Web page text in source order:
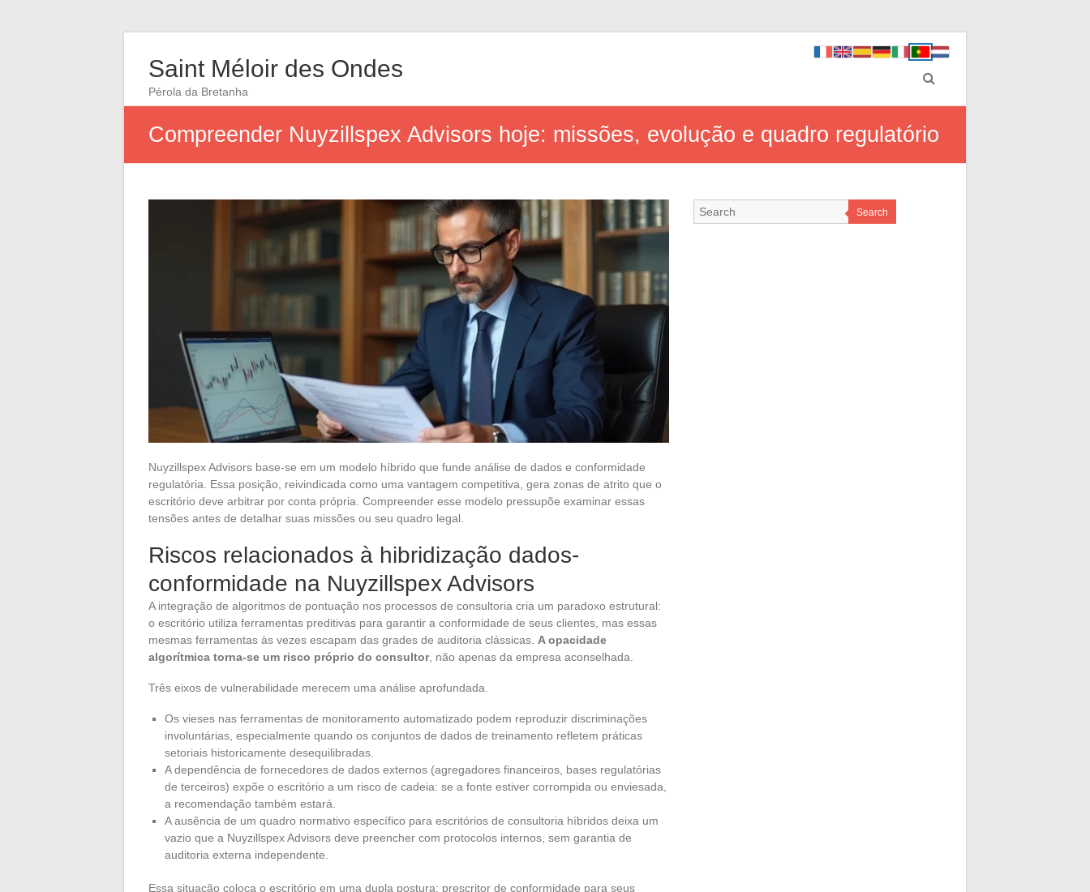
Saint Méloir des Ondes
Pérola da Bretanha
Compreender Nuyzillspex Advisors hoje: missões, evolução e quadro regulatório
Nuyzillspex Advisors base-se em um modelo híbrido que funde análise de dados e conformidade
regulatória. Essa posição, reivindicada como uma vantagem competitiva, gera zonas de atrito que o
escritório deve arbitrar por conta própria. Compreender esse modelo pressupõe examinar essas
tensões antes de detalhar suas missões ou seu quadro legal.
Riscos relacionados à hibridização dados-
conformidade na Nuyzillspex Advisors
A integração de algoritmos de pontuação nos processos de consultoria cria um paradoxo estrutural:
o escritório utiliza ferramentas preditivas para garantir a conformidade de seus clientes, mas essas
mesmas ferramentas às vezes escapam das grades de auditoria clássicas. A opacidade
algorítmica torna-se um risco próprio do consultor, não apenas da empresa aconselhada.
Três eixos de vulnerabilidade merecem uma análise aprofundada.
Os vieses nas ferramentas de monitoramento automatizado podem reproduzir discriminações
involuntárias, especialmente quando os conjuntos de dados de treinamento refletem práticas
setoriais historicamente desequilibradas.
A dependência de fornecedores de dados externos (agregadores financeiros, bases regulatórias
de terceiros) expõe o escritório a um risco de cadeia: se a fonte estiver corrompida ou enviesada,
a recomendação também estará.
A ausência de um quadro normativo específico para escritórios de consultoria híbridos deixa um
vazio que a Nuyzillspex Advisors deve preencher com protocolos internos, sem garantia de
auditoria externa independente.
Essa situação coloca o escritório em uma dupla postura: prescritor de conformidade para seus
Search